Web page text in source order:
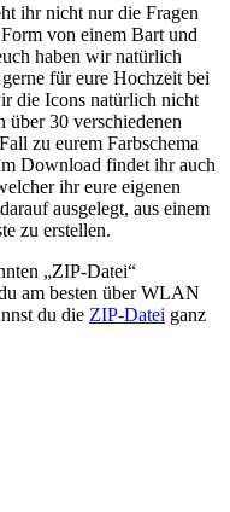
ihr nicht nur die Fragen
von einem Bart und
haben wir natürlich
für eure Hochzeit bei
die Icons natürlich nicht
über 30 verschiedenen
zu eurem Farbschema
Download findet ihr auch
ihr eure eigenen
ausgelegt, aus einem
zu erstellen.
„ZIP-Datei“
am besten über WLAN
du die ZIP-Datei ganz